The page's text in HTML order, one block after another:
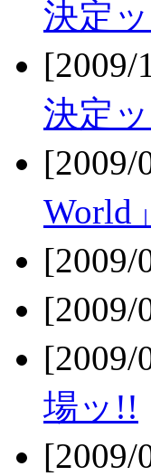
決定
決定
World
場ッ!!